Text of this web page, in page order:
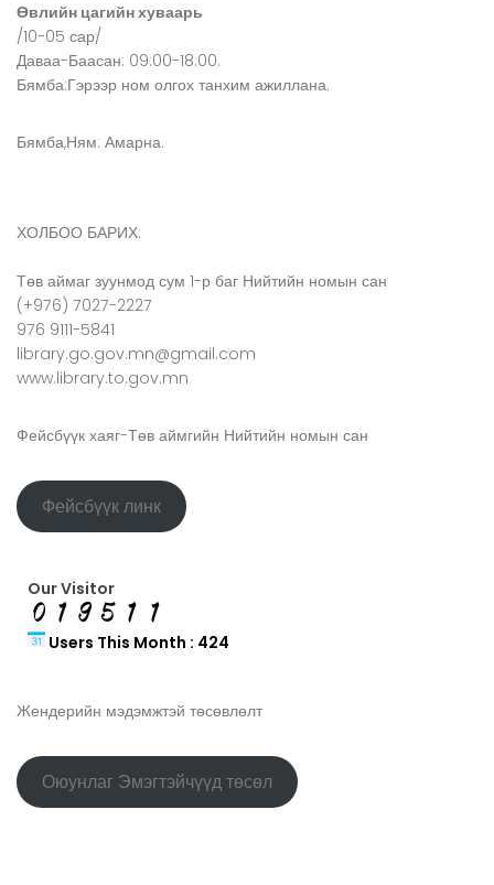
Өвлийн цагийн хуваарь
/10-05 сар/
Даваа-Баасан: 09:00-18:00.
Бямба:Гэрээр ном олгох танхим ажиллана.
Бямба,Ням: Амарна.
ХОЛБОО БАРИХ:
Төв аймаг зуунмод сум 1-р баг Нийтийн номын сан
(+976) 7027-2227
976 9111-5841
library.go.gov.mn@gmail.com
www.library.to.gov.mn
Фейсбүүк хаяг-Төв аймгийн Нийтийн номын сан
Фейсбүүк линк
Our Visitor
Users This Month : 424
Жендерийн мэдэмжтэй төсөвлөлт
Оюунлаг Эмэгтэйчүүд төсөл